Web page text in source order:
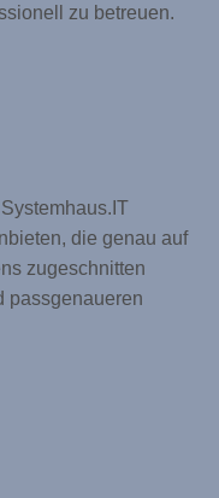
zu betreuen.
die genau auf
zugeschnitten
passgenaueren